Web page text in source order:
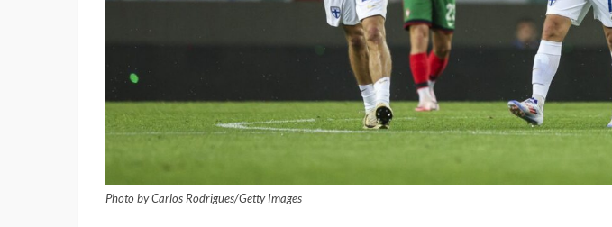
Photo by Carlos Rodrigues/Getty Images